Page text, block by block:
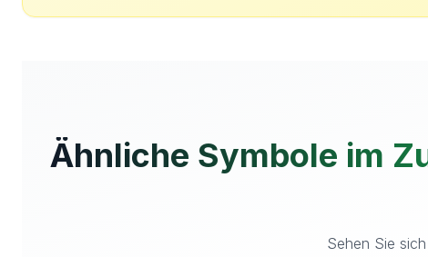
Ähnliche Symbole im
Sehen Sie